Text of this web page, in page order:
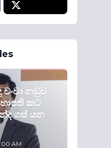
නඩුව
කට
ගස් යන
AM